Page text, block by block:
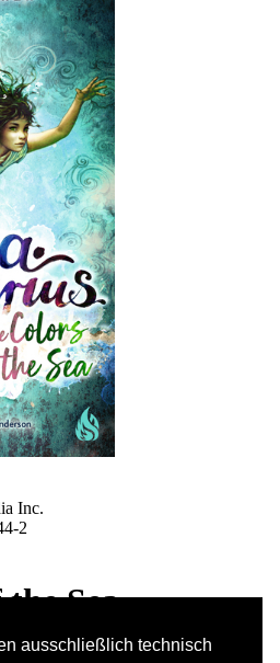
ausschließlich technisch
Inc.
2
Sea